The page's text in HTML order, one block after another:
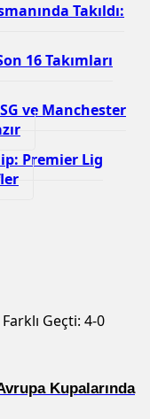
Takıldı:
16 Takımları
ve Manchester
Premier Lig
Geçti: 4-0
Kupalarında